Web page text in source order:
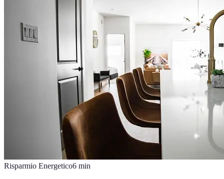
Risparmio Energetico6 min